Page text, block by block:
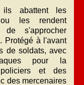
abattent les
ou les rendent
de s'approcher
Protégé à l'avant
de soldats, avec
pour la
et des
des mercenaires